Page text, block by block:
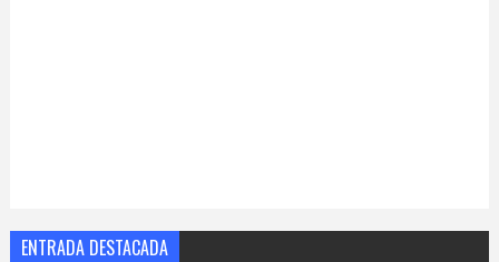
ENTRADA DESTACADA